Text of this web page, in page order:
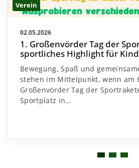
Verein
02.05.2026
1. Großenvörder Tag der
sportliches Highlight für
Bewegung, Spaß und
stehen im Mittelpunkt, wenn am
Großenvörder Tag der
Sportplatz in…